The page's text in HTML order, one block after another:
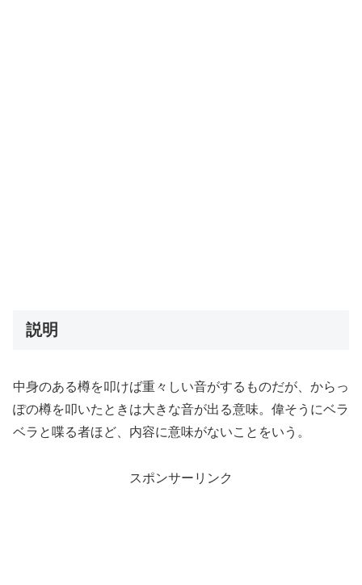
説明
中身のある樽を叩けば重々しい音がするものだが、からっ
ぽの樽を叩いたときは大きな音が出る意味。偉そうにベラ
ベラと喋る者ほど、内容に意味がないことをいう。
スポンサーリンク